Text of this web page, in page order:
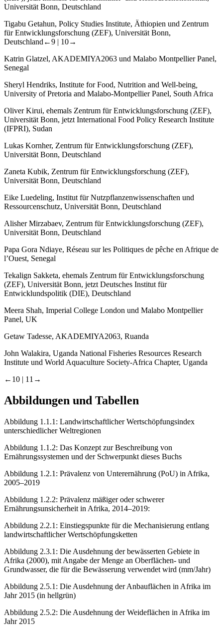
Universität Bonn, Deutschland
Tigabu Getahun, Policy Studies Institute, Äthiopien und Zentrum
für Entwicklungsforschung (ZEF), Universität Bonn,
Deutschland ←9 | 10→
Katrin Glatzel, AKADEMIYA2063 und Malabo Montpellier Panel,
Senegal
Sheryl Hendriks, Institute for Food, Nutrition and Well-being
University of Pretoria and Malabo-Montpellier Panel, South Africa
Oliver Kirui, ehemals Zentrum für Entwicklungsforschung (ZEF),
Universität Bonn, jetzt International Food Policy Research Institute
(IFPRI), Sudan
Lukas Kornher, Zentrum für Entwicklungsforschung (ZEF),
Universität Bonn, Deutschland
Zaneta Kubik, Zentrum für Entwicklungsforschung (ZEF),
Universität Bonn, Deutschland
Eike Luedeling, Institut für Nutzpflanzenwissenschaften und
Ressourcenschutz, Universität Bonn, Deutschland
Alisher Mirzabaev, Zentrum für Entwicklungsforschung (ZEF),
Universität Bonn, Deutschland
Papa Gora Ndiaye, Réseau sur les Politiques de pêche en Afrique de
l’Ouest, Senegal
Tekalign Sakketa, ehemals Zentrum für Entwicklungsforschung
(ZEF), Universität Bonn, jetzt Deutsches Institut für
Entwicklundspolitik (DIE), Deutschland
Meera Shah, Imperial College London und Malabo Montpellier
Panel, UK
Getaw Tadesse, AKADEMIYA2063, Ruanda
John Walakira, Uganda National Fisheries Resources Research
Institute und World Aquaculture Society-Africa Chapter, Uganda
←10 | 11→
Abbildungen und Tabellen
Abbildung 1.1.1: Landwirtschaftlicher Wertschöpfungsindex
unterschiedlicher Weltregionen
Abbildung 1.1.2: Das Konzept zur Beschreibung von
Ernährungssystemen und der Schwerpunkt dieses Buchs
Abbildung 1.2.1: Prävalenz von Unterernährung (PoU) in Afrika,
2005–2019
Abbildung 1.2.2: Prävalenz mäßiger oder schwerer
Ernährungsunsicherheit in Afrika, 2014–2019:
Abbildung 2.2.1: Einstiegspunkte für die Mechanisierung entlang
landwirtschaftlicher Wertschöpfungsketten
Abbildung 2.3.1: Die Ausdehnung der bewässerten Gebiete in
Afrika (2000), mit Angabe der Menge an Oberflächen- und
Grundwasser, die für die Bewässerung verwendet wird (mm/Jahr)
Abbildung 2.5.1: Die Ausdehnung der Anbauflächen in Afrika im
Jahr 2015 (in hellgrün)
Abbildung 2.5.2: Die Ausdehnung der Weideflächen in Afrika im
Jahr 2015